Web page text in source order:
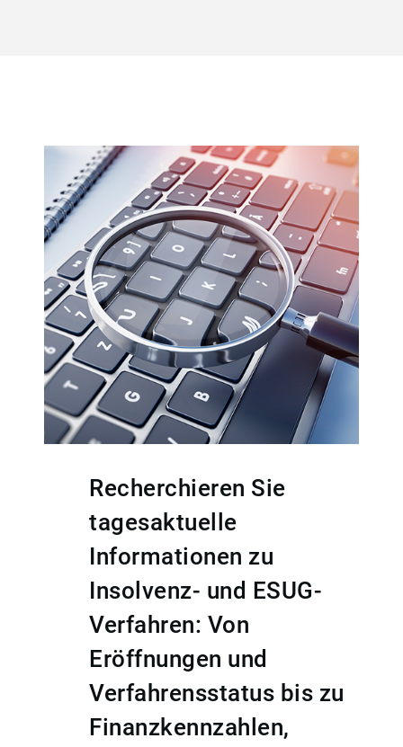
Recherchieren Sie
tagesaktuelle
Informationen zu
Insolvenz- und ESUG-
Verfahren: Von
Eröffnungen und
Verfahrensstatus bis zu
Finanzkennzahlen,